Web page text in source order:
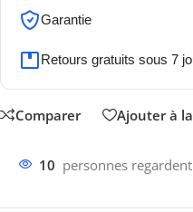
Garantie
Retours gratuits sous 7
Comparer Ajouter à
10 personnes